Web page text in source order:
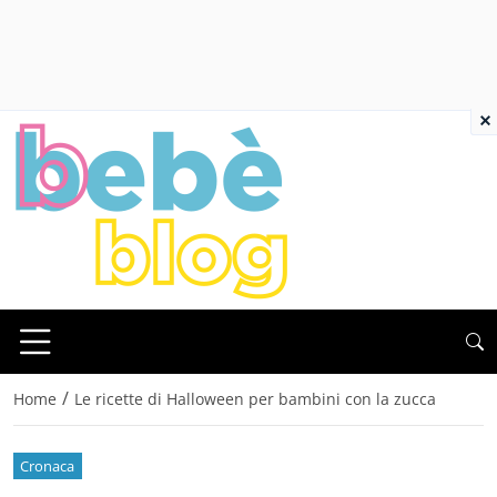
Home / Le ricette di Halloween per bambini con la zucca
Cronaca
×